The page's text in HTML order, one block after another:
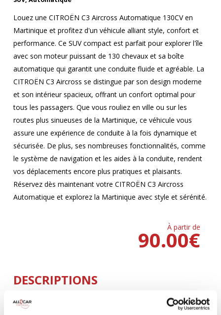
Louez une CITROËN C3 Aircross Automatique 130CV en
Martinique et profitez d'un véhicule alliant style, confort et
performance. Ce SUV compact est parfait pour explorer l'île
avec son moteur puissant de 130 chevaux et sa boîte
automatique qui garantit une conduite fluide et agréable. La
CITROËN C3 Aircross se distingue par son design moderne
et son intérieur spacieux, offrant un confort optimal pour
tous les passagers. Que vous rouliez en ville ou sur les
routes plus sinueuses de la Martinique, ce véhicule vous
assure une expérience de conduite à la fois dynamique et
sécurisée. De plus, ses nombreuses fonctionnalités, comme
le système de navigation et les aides à la conduite, rendent
vos déplacements encore plus pratiques et plaisants.
Réservez dès maintenant votre CITROËN C3 Aircross
Automatique et explorez la Martinique avec style et sérénité.
À partir de
€
90.00
DESCRIPTIONS
AUTOMATIQUE